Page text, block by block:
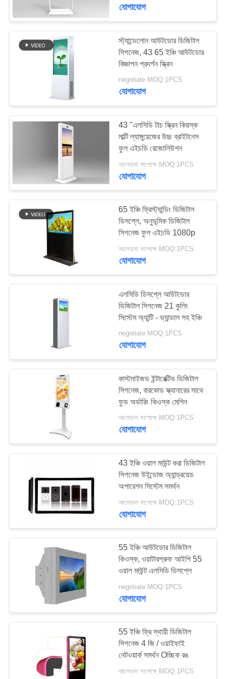
যোগাযোগ
উদ্ধৃতির
সাইট
ম্যাপ
PRIVACY
POLICY
আউটডোর ডিজিটাল সিগনেজ
74
বিনামূল্যে স্থায়ী ডিজিটাল
সিগনেজ
ওয়াল মাউন্ট করা ডিজিটাল
সিগনেজ
এলসিডি টাচ স্ক্রিন কিওস্ক
20
স্বচ্ছ এলসিডি স্ক্রিন
LCD ভিডিও দেয়াল
যোগাযোগ
স্ট্যান্ডেলোন আউটডোর ডিজিটাল
সিগনেজ, 43 65 ইঞ্চি আউটডোর
বিজ্ঞাপন প্রদর্শন স্ক্রিন
negotiate MOQ:1PCS
যোগাযোগ
43 "এলসিডি টাচ স্ক্রিন কিয়স্ক
মাল্টি ল্যাঙ্গুয়েজের উচ্চ ব্রাইটনেস
ফুল এইচডি রেজোলিউশন
আলোচনা সাপেক্ষে MOQ:1PCS
যোগাযোগ
65 ইঞ্চি ফ্রিস্ট্যান্ডিং ডিজিটাল
ডিসপ্লে, অনুভূমিক ডিজিটাল
সিগনেজ ফুল এইচডি 1080p
আলোচনা সাপেক্ষে MOQ:1PCS
যোগাযোগ
এলসিডি ডিসপ্লে আউটডোর
ডিজিটাল সিগনেজ 21 কুলিং
সিস্টেম অ্যান্টি - ভ্যান্ডাল সহ ইঞ্চি
negotiate MOQ:1PCS
যোগাযোগ
কাস্টমাইজড ইন্টারেক্টিভ ডিজিটাল
সিগনেজ, বারকোড স্ক্যানারের সাথে
ফুড অর্ডারিং কিওস্ক মেশিন
আলোচনা সাপেক্ষে MOQ:1PCS
যোগাযোগ
43 ইঞ্চি ওয়াল মাউন্ট করা ডিজিটাল
সিগনেজ উইন্ডোজ অ্যান্ড্রয়েড
অপারেশন সিস্টেম সমর্থন
আলোচনা সাপেক্ষে MOQ:1PCS
যোগাযোগ
55 ইঞ্চি আউটডোর ডিজিটাল
কিওস্ক, ওয়াটারপ্রুফ আইপি 55
ওয়াল মাউন্ট এলসিডি ডিসপ্লে
negotiate MOQ:1PCS
যোগাযোগ
55 ইঞ্চি ফ্রি স্থায়ী ডিজিটাল
সিগনেজ 4 জি / ওয়াইফাই
নেটওয়ার্ক সমর্থন Oচ্ছিক রঙ
আলোচনা সাপেক্ষে MOQ:1PCS